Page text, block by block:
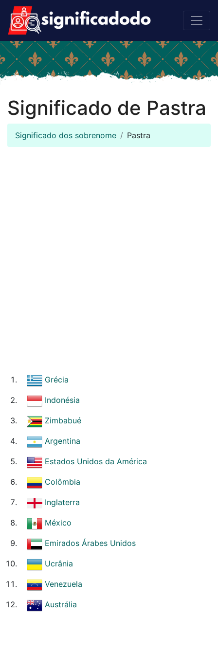
Significado de Pastra
Significado dos sobrenome Pastra
Grécia
Indonésia
Zimbabué
Argentina
Estados Unidos da América
Colômbia
Inglaterra
México
Emirados Árabes Unidos
Ucrânia
Venezuela
Austrália